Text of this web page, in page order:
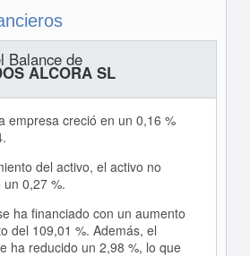
Balance de
ALCORA SL
empresa creció en un 0,16 %
del activo, el activo no
0,27 %.
ha financiado con un aumento
del 109,01 %. Además, el
ha reducido un 2,98 %, lo que